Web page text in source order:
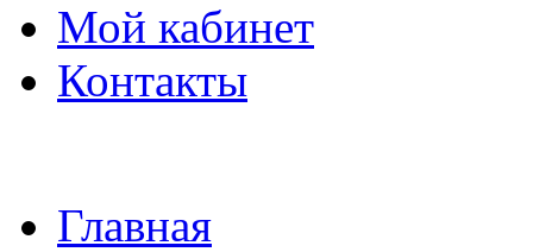
Мой кабинет
Контакты
Главная